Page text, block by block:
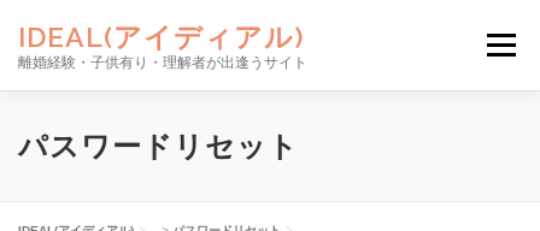
IDEAL(アイディアル)
離婚経験・子供有り・理解者が出逢うサイト
メニュー
お相手を探す サイトの使い方
安心のサポート NEWS お問い合わせ
パスワードリセット